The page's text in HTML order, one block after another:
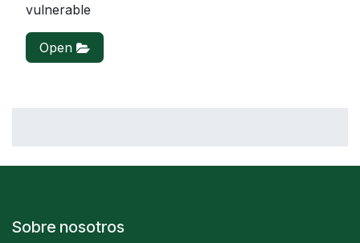
vulnerable
Open
Sobre nosotros